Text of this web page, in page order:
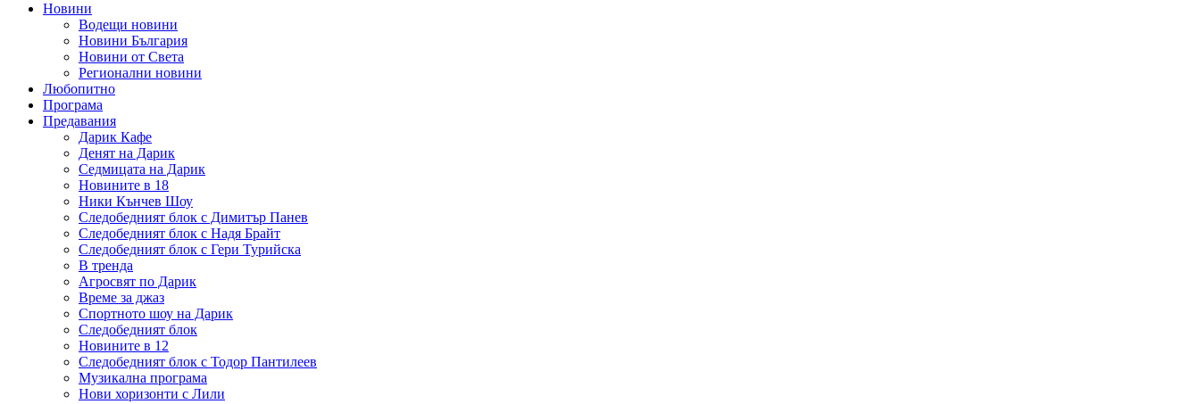
Новини
Водещи новини
Новини България
Новини от Света
Регионални новини
Любопитно
Програма
Предавания
Дарик Кафе
Денят на Дарик
Седмицата на Дарик
Новините в 18
Ники Кънчев Шоу
Следобедният блок с Димитър Панев
Следобедният блок с Надя Брайт
Следобедният блок с Гери Турийска
В тренда
Агросвят по Дарик
Време за джаз
Спортното шоу на Дарик
Следобедният блок
Новините в 12
Следобедният блок с Тодор Пантилеев
Музикална програма
Нови хоризонти с Лили